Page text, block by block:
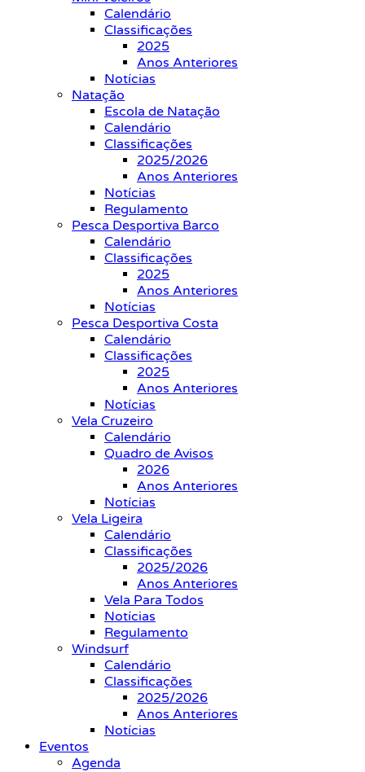
Calendário
Classificações
2025
Anos Anteriores
Notícias
Natação
Escola de Natação
Calendário
Classificações
2025/2026
Anos Anteriores
Notícias
Regulamento
Pesca Desportiva Barco
Calendário
Classificações
2025
Anos Anteriores
Notícias
Pesca Desportiva Costa
Calendário
Classificações
2025
Anos Anteriores
Notícias
Vela Cruzeiro
Calendário
Quadro de Avisos
2026
Anos Anteriores
Notícias
Vela Ligeira
Calendário
Classificações
2025/2026
Anos Anteriores
Vela Para Todos
Notícias
Regulamento
Windsurf
Calendário
Classificações
2025/2026
Anos Anteriores
Notícias
Eventos
Agenda